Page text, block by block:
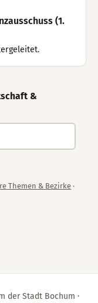
(1.
&
Themen & Bezirke ·
der Stadt Bochum ·